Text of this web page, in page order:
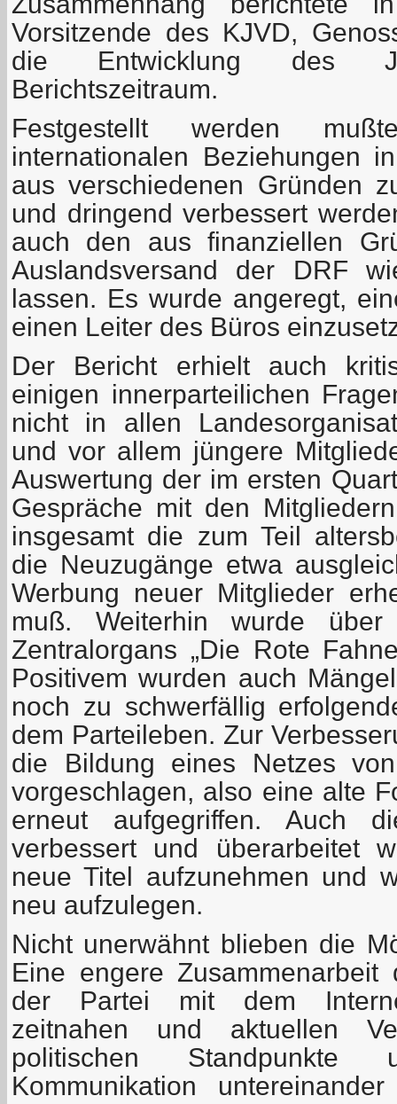
Vorsitzende des KJVD,
die Entwicklung des
Berichtszeitraum.
Festgestellt werden
internationalen Beziehungen
aus verschiedenen Gründen
und dringend verbessert
auch den aus finanziellen
Auslandsversand der DRF
lassen. Es wurde angeregt,
einen Leiter des Büros
Der Bericht erhielt auch
einigen innerparteilichen
nicht in allen
und vor allem jüngere
Auswertung der im ersten
Gespräche mit den
insgesamt die zum Teil
die Neuzugänge etwa
Werbung neuer Mitglieder
muß. Weiterhin wurde
Zentralorgans „Die Rote
Positivem wurden auch
noch zu schwerfällig
dem Parteileben. Zur
die Bildung eines Netzes von
vorgeschlagen, also eine alte
erneut aufgegriffen. Auch
verbessert und überarbeitet
neue Titel aufzunehmen und
neu aufzulegen.
Nicht unerwähnt blieben die
Eine engere
der Partei mit dem
zeitnahen und aktuellen
politischen
Kommunikation